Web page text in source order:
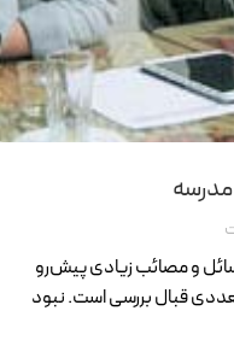
و مصائب زیادی پیش‌رو
قبال بررسی است. نبود